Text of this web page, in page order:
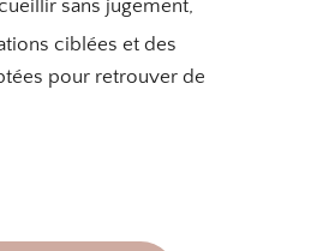
sans jugement,
ciblées et des
pour retrouver de